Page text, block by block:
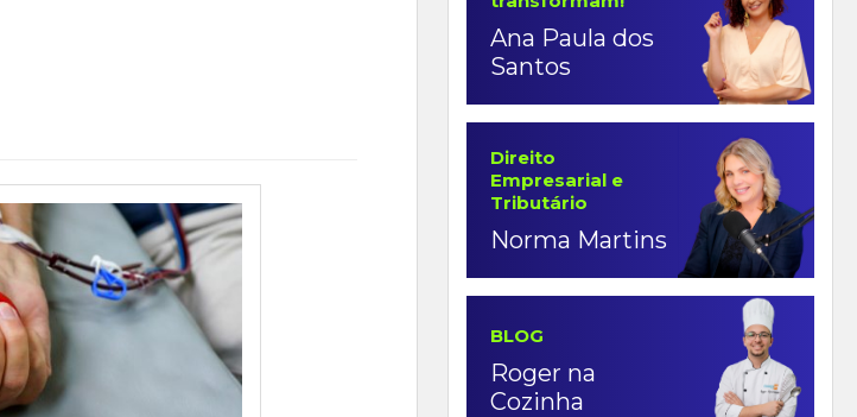
Ana Paula dos
Santos
Direito
Empresarial e
Tributário
Norma Martins
BLOG
Roger na
Cozinha